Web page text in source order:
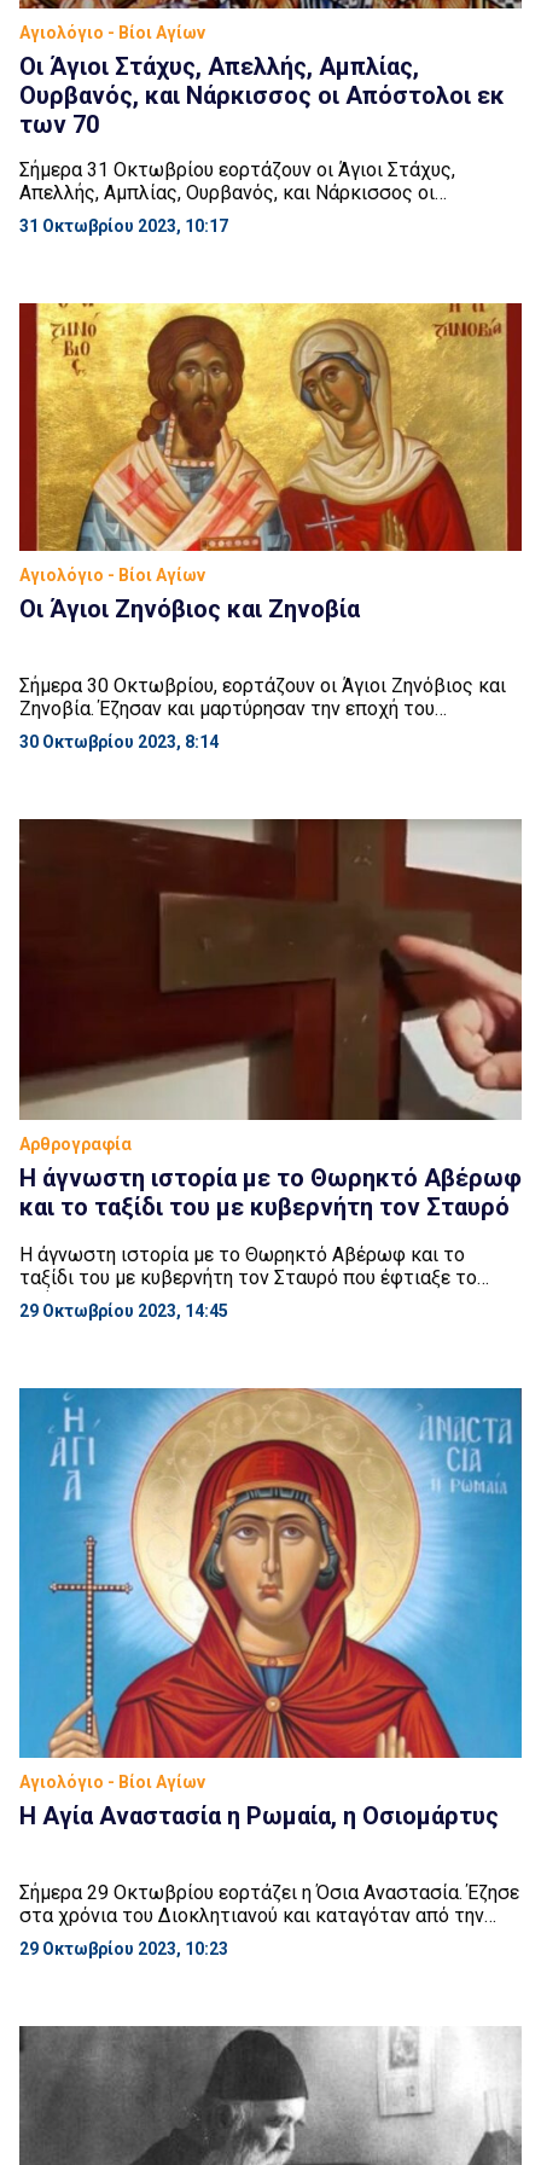
Αγιολόγιο - Βίοι Αγίων
Οι Άγιοι Στάχυς, Απελλής, Αμπλίας,
Ουρβανός, και Νάρκισσος οι Απόστολοι εκ
των 70
Σήμερα 31 Οκτωβρίου εορτάζουν οι Άγιοι Στάχυς,
Απελλής, Αμπλίας, Ουρβανός, και Νάρκισσος οι
Απόστολοι εκ των 70. Και οι πέντε άνηκαν στους
εβδομήκοντα Αποστόλους του Κυρίου. Και όλοι τους
μεταξύ των σωζόμενων που άκουγαν απ’ αυτούς το
σωτήριο μήνυμα […]
31 Οκτωβρίου 2023, 10:17
Αγιολόγιο - Βίοι Αγίων
Οι Άγιοι Ζηνόβιος και Ζηνοβία
Σήμερα 30 Οκτωβρίου, εορτάζουν οι Άγιοι Ζηνόβιος και
Ζηνοβία. Έζησαν και μαρτύρησαν την εποχή του
Διοκλητιανού. Τα δύο αδέρφια κατάγονταν από τις Αίγες
της Κιλικίας και προέρχονταν από οικογένεια πλούσια
μεγάλο φιλανθρωπικό έργο και αυτό προκάλεσε την
οργή των […]
30 Οκτωβρίου 2023, 8:14
Αρθρογραφία
H άγνωστη ιστορία με το Θωρηκτό Αβέρωφ
και το ταξίδι του με κυβερνήτη τον Σταυρό
H άγνωστη ιστορία με το Θωρηκτό Αβέρωφ και το
ταξίδι του με κυβερνήτη τον Σταυρό που έφτιαξε το
πλήρωμά του και πώς ανάγκασε όλον το συμμαχικό
στόλο να το υποδεχθεί με τις μεγαλύτερες ναυτικές
σταυρό τον οποίο έθεσε στη θέση του […]
29 Οκτωβρίου 2023, 14:45
Αγιολόγιο - Βίοι Αγίων
Η Αγία Αναστασία η Ρωμαία, η Οσιομάρτυς
Σήμερα 29 Οκτωβρίου εορτάζει η Όσια Αναστασία. Έζησε
στα χρόνια του Διοκλητιανού και καταγόταν από την
Ρώμη. Όταν πέθαναν οι πλούσιοι γονείς της, διαμοίρασε
την περιουσία που κληρονόμησε στους φτωχούς και
ανθηρή νεότητά της, για την οποία θα έπρεπε να αρνηθεί
τον […]
29 Οκτωβρίου 2023, 10:23